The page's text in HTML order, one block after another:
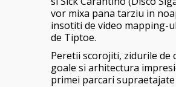
vor mixa pana tarziu in
insotiti de video mapping-
de Tiptoe.
Peretii scorojiti, zidurile de
goale si arhitectura
primei parcari